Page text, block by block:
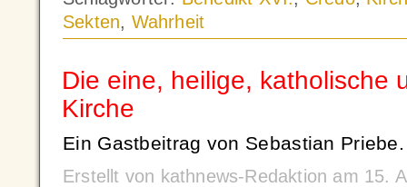
Sekten, Wahrheit
Die eine, heilige, katholische
Kirche
Ein Gastbeitrag von Sebastian Priebe.
Erstellt von kathnews-Redaktion am 15.